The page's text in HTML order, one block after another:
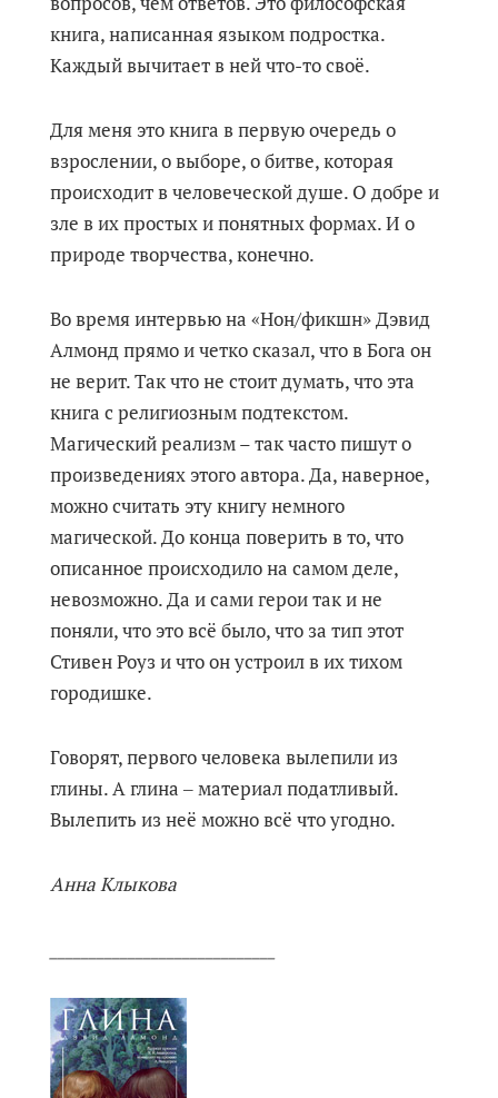
книга, написанная языком подростка.
Каждый вычитает в ней что-то своё.
Для меня это книга в первую очередь о
взрослении, о выборе, о битве, которая
происходит в человеческой душе. О добре и
зле в их простых и понятных формах. И о
природе творчества, конечно.
Во время интервью на «Нон/фикшн» Дэвид
Алмонд прямо и четко сказал, что в Бога он
не верит. Так что не стоит думать, что эта
книга с религиозным подтекстом.
Магический реализм – так часто пишут о
произведениях этого автора. Да, наверное,
можно считать эту книгу немного
магической. До конца поверить в то, что
описанное происходило на самом деле,
невозможно. Да и сами герои так и не
поняли, что это всё было, что за тип этот
Стивен Роуз и что он устроил в их тихом
городишке.
Говорят, первого человека вылепили из
глины. А глина ‒ материал податливый.
Вылепить из неё можно всё что угодно.
Анна Клыкова